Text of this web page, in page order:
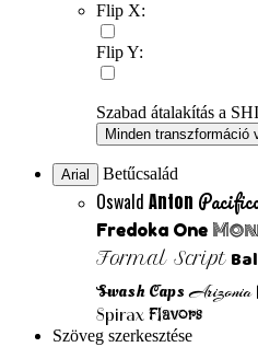
Flip X:
Flip Y:
Szabad átalakítás a
Minden transzformáció
Arial Betűcsalád
Oswald Anton
Fredoka One
Formal Script
Swash Caps Arizonia
Spirax Flavors
Szöveg szerkesztése